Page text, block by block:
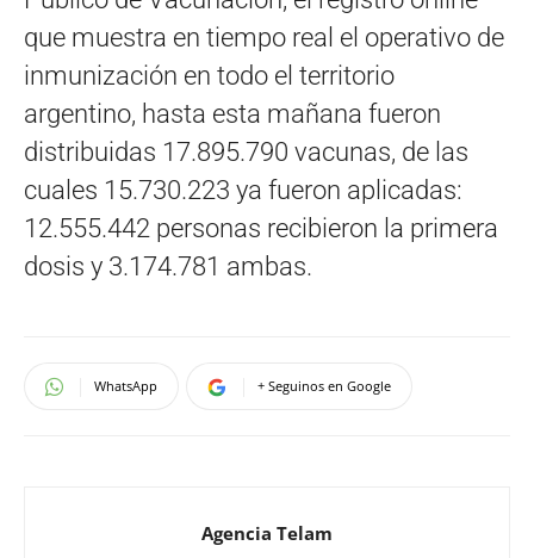
que muestra en tiempo real el operativo de
inmunización en todo el territorio
argentino, hasta esta mañana fueron
distribuidas 17.895.790 vacunas, de las
cuales 15.730.223 ya fueron aplicadas:
12.555.442 personas recibieron la primera
dosis y 3.174.781 ambas.
WhatsApp + Seguinos en Google
Agencia Telam